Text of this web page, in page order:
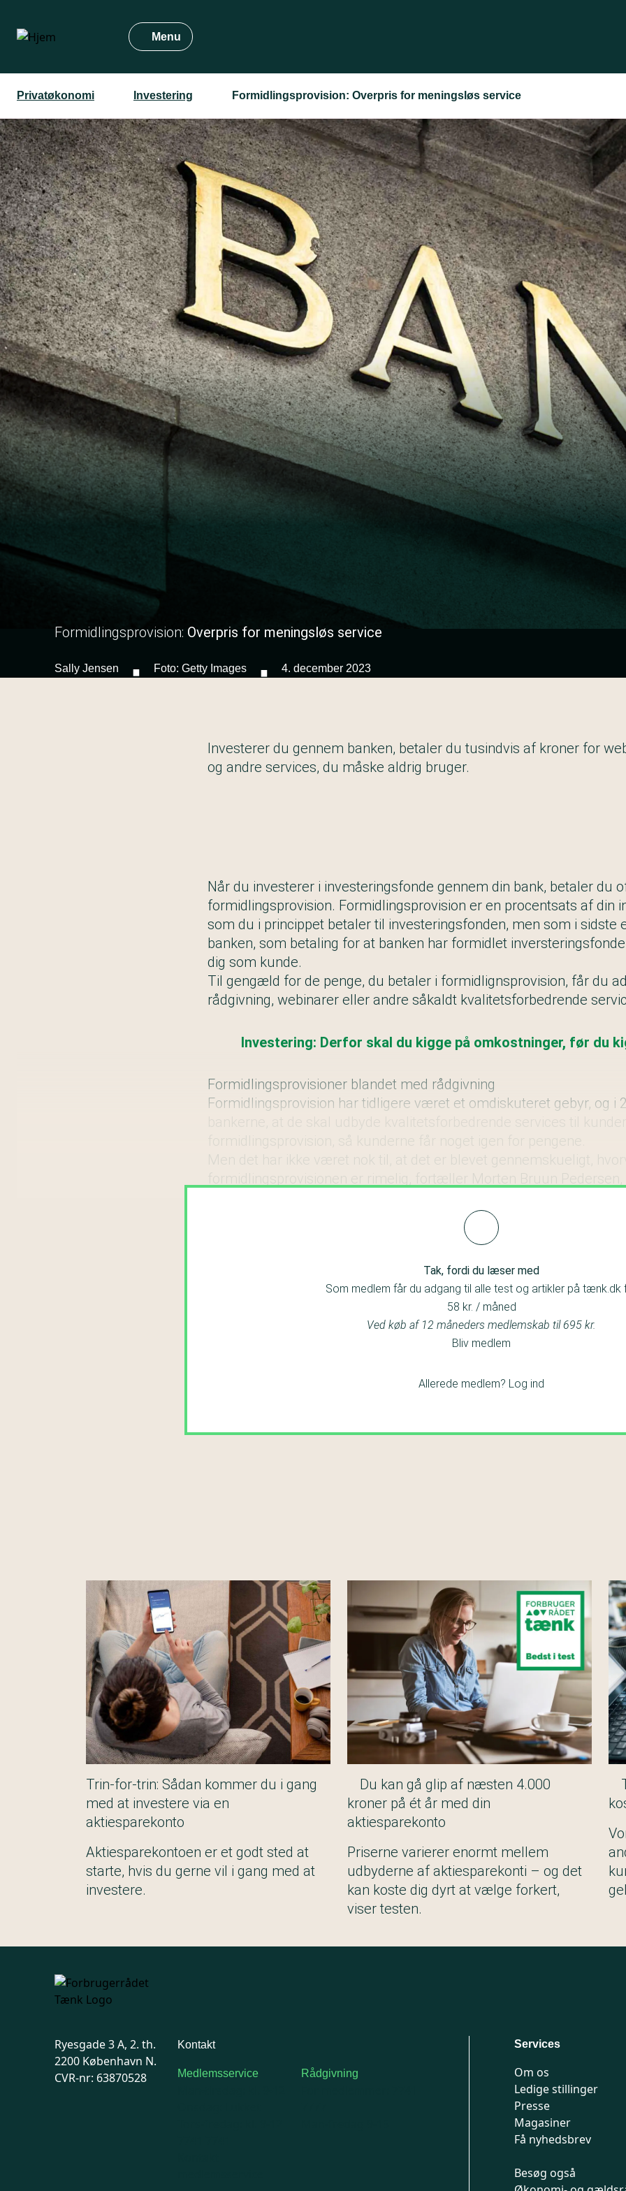
hovedindhold
Menu
Privatøkonomi Investering Formidlingsprovision: Overpris for meningsløs service
Formidlingsprovision: Overpris for meningsløs service
Sally Jensen · Foto: Getty Images · 4. december 2023
Investerer du gennem banken, betaler du tusindvis af kroner for
og andre services, du måske aldrig bruger.
Når du investerer i investeringsfonde gennem din bank, betaler du
formidlingsprovision. Formidlingsprovision er en procentsats af din
som du i princippet betaler til investeringsfonden, men som i sidste
banken, som betaling for at banken har formidlet
dig som kunde.
Til gengæld for de penge, du betaler i formidlignsprovision, får du
rådgivning, webinarer eller andre såkaldt kvalitetsforbedrende
Investering: Derfor skal du kigge på omkostninger, før du
Formidlingsprovisioner blandet med rådgivning
Formidlingsprovision har tidligere været et omdiskuteret gebyr, og i
Tak, fordi du læser med
Som medlem får du adgang til alle test og artikler på tænk.dk
58 kr. / måned
Ved køb af 12 måneders medlemskab til 695 kr.
Bliv medlem
Allerede medlem? Log ind
Trin-for-trin: Sådan kommer du i gang
med at investere via en
aktiesparekonto
Aktiesparekontoen er et godt sted at
starte, hvis du gerne vil i gang med at
investere.
Du kan gå glip af næsten 4.000
kroner på ét år med din
aktiesparekonto
Priserne varierer enormt mellem
udbyderne af aktiesparekonti – og det
kan koste dig dyrt at vælge forkert,
viser testen.
Ryesgade 3 A, 2. th.
2200 København N.
CVR-nr: 63870528
Kontakt
Medlemsservice Rådgivning
Services
Om os
Ledige stillinger
Presse
Magasiner
Få nyhedsbrev
Besøg også